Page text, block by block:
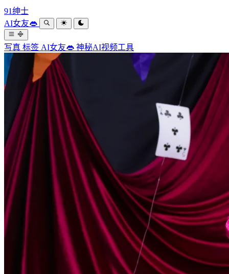
91绅士
AI女友👄
写真 标签 AI女友👄 神秘AI视频工具